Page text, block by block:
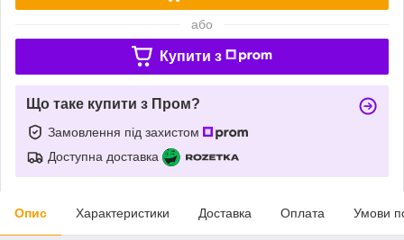
або
Купити з
Що таке купити з Пром?
Замовлення під захистом
Доступна доставка
Опис Характеристики Доставка Оплата Умови